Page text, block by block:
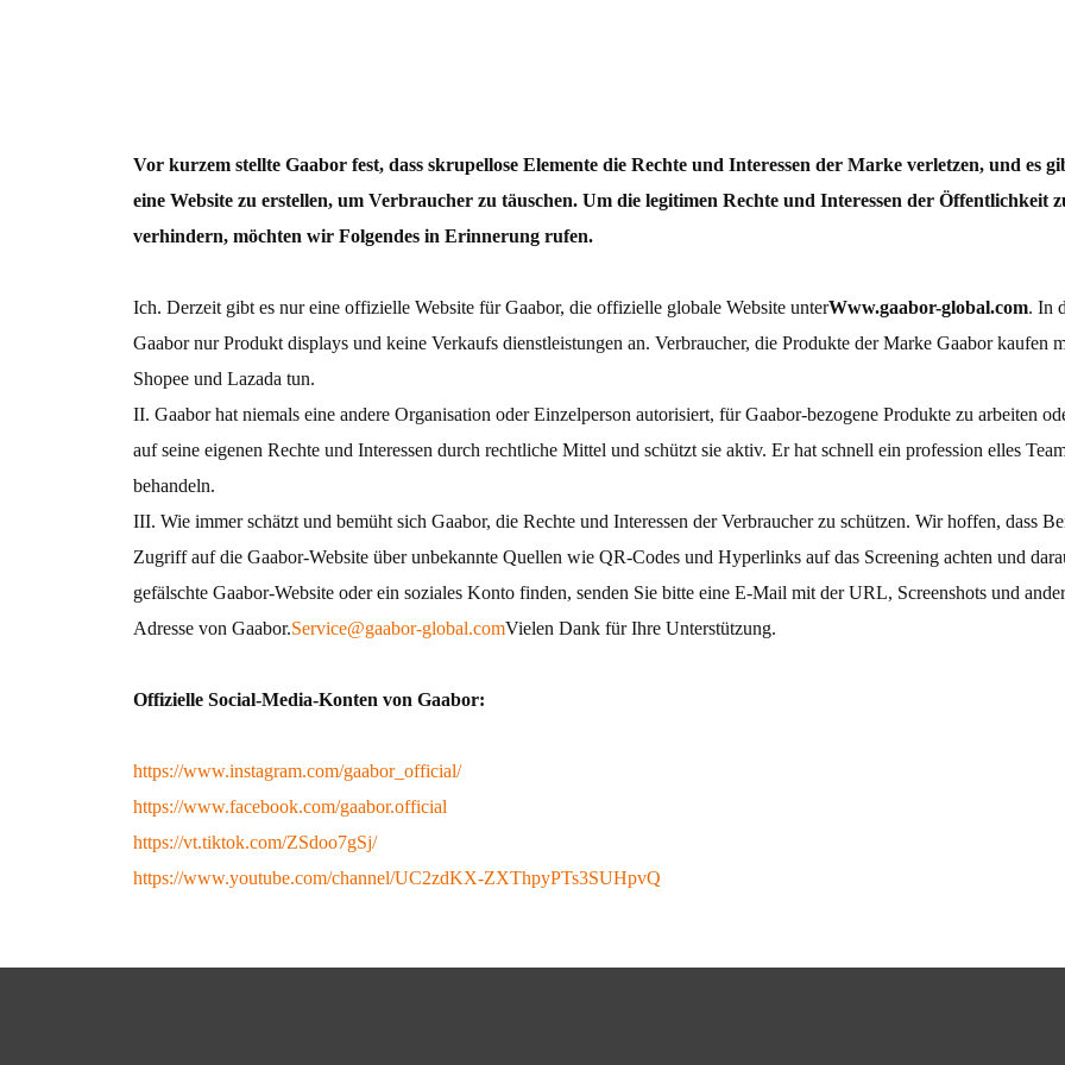
Reinigung
Staubsauger
Staub milbe
Wohngeräte
Vor kurzem stellte Gaabor fest, dass skrupellose Elemente die Rechte und Interessen der Marke verletzen, und es
eine Website zu erstellen, um Verbraucher zu täuschen. Um die legitimen Rechte und Interessen der Öffentlichkeit
verhindern, möchten wir Folgendes in Erinnerung rufen.
Ich. Derzeit gibt es nur eine offizielle Website für Gaabor, die offizielle globale Website unterWww.gaabor-global.com. In
Gaabor nur Produkt displays und keine Verkaufs dienstleistungen an. Verbraucher, die Produkte der Marke Gaabor kaufen
Shopee und Lazada tun.
II. Gaabor hat niemals eine andere Organisation oder Einzelperson autorisiert, für Gaabor-bezogene Produkte zu arbeiten
auf seine eigenen Rechte und Interessen durch rechtliche Mittel und schützt sie aktiv. Er hat schnell ein profession elles
behandeln.
III. Wie immer schätzt und bemüht sich Gaabor, die Rechte und Interessen der Verbraucher zu schützen. Wir hoffen, dass
Zugriff auf die Gaabor-Website über unbekannte Quellen wie QR-Codes und Hyperlinks auf das Screening achten und
gefälschte Gaabor-Website oder ein soziales Konto finden, senden Sie bitte eine E-Mail mit der URL, Screenshots und
Adresse von Gaabor.Service@gaabor-global.comVielen Dank für Ihre Unterstützung.
Offizielle Social-Media-Konten von Gaabor:
https://www.instagram.com/gaabor_official/
https://www.facebook.com/gaabor.official
https://vt.tiktok.com/ZSdoo7gSj/
https://www.youtube.com/channel/UC2zdKX-ZXThpyPTs3SUHpvQ